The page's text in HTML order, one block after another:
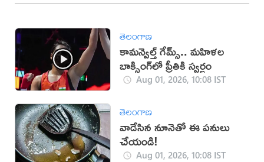
తెలంగాణ
కామన్వెల్త్ గేమ్స్‌.. మహిళల
బాక్సింగ్‌లో ప్రీతికి స్వర్ణం
Aug 01, 2026, 10:08 IST
తెలంగాణ
వాడేసిన నూనెతో ఈ పనులు
చేయండి!
Aug 01, 2026, 10:08 IST